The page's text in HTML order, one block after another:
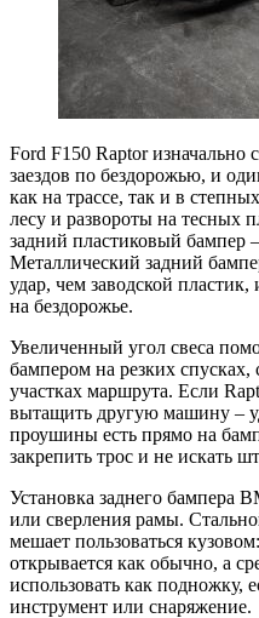
Ford F150 Raptor изначально
заездов по бездорожью, и
как на трассе, так и в
лесу и развороты на тесных
задний пластиковый бампер
Металлический задний
удар, чем заводской
на бездорожье.
Увеличенный угол свеса
бампером на резких
участках маршрута. Если
вытащить другую машину –
проушины есть прямо на
закрепить трос и не искать
Установка заднего бампера
или сверления рамы.
мешает пользоваться
открывается как обычно, а
использовать как подножку,
инструмент или снаряжение.